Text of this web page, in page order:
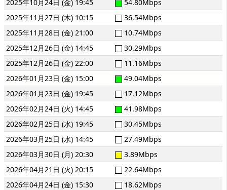
2025年10月24日 (金) 19:45
54.80Mbps
2025年11月27日 (木) 10:15
36.54Mbps
2025年11月28日 (金) 21:00
10.74Mbps
2025年12月26日 (金) 14:45
30.29Mbps
2025年12月26日 (金) 22:00
11.16Mbps
2026年01月23日 (金) 15:00
49.04Mbps
2026年01月23日 (金) 19:45
17.12Mbps
2026年02月24日 (火) 14:45
41.98Mbps
2026年02月25日 (水) 19:45
30.45Mbps
2026年03月25日 (水) 14:45
27.49Mbps
2026年03月30日 (月) 20:30
3.89Mbps
2026年04月21日 (火) 20:15
22.64Mbps
2026年04月24日 (金) 15:30
18.62Mbps